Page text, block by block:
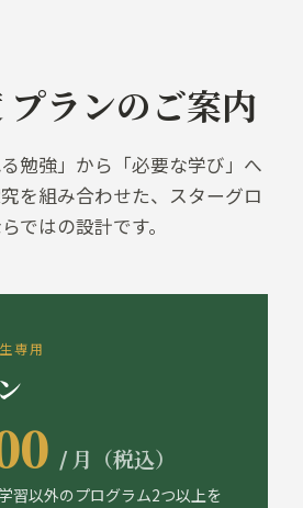
プランのご案内
勉強」から「必要な学び」へ
を組み合わせた、スターグロ
ではの設計です。
専用
/ 月（税込）
習以外のプログラム2つ以上を